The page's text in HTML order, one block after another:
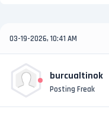
03-19-2026, 10:41 AM
burcualtinok
Posting Freak